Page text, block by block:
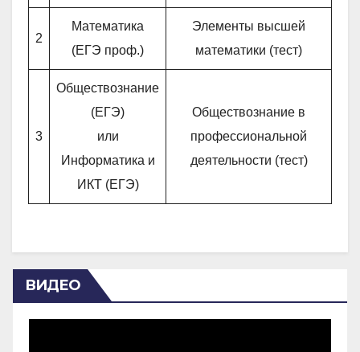
2
Математика
(ЕГЭ проф.)
Элементы высшей
математики (тест)
3
Обществознание
(ЕГЭ)
или
Информатика и
ИКТ (ЕГЭ)
Обществознание в
профессиональной
деятельности (тест)
ВИДЕО